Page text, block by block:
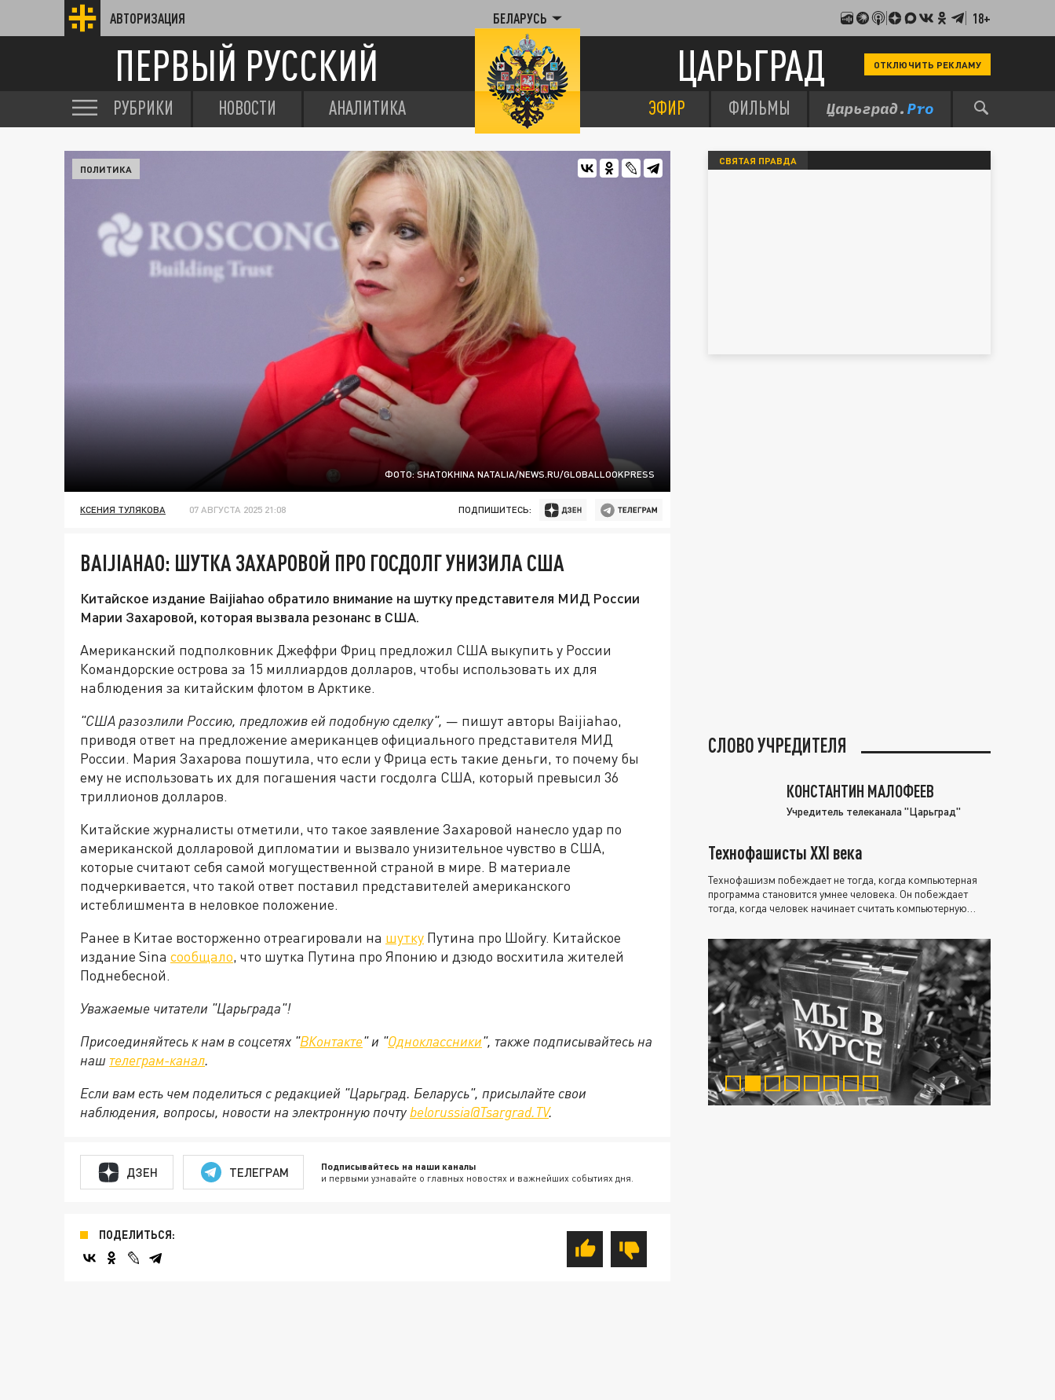
АВТОРИЗАЦИЯ БЕЛАРУСЬ 18+
ПЕРВЫЙ РУССКИЙ ЦАРЬГРАД ОТКЛЮЧИТЬ РЕКЛАМУ
РУБРИКИ НОВОСТИ АНАЛИТИКА ЭФИР ФИЛЬМЫ
ФОТО: SHATOKHINA NATALIA/NEWS.RU/GLOBALLOOKPRESS
ПОЛИТИКА
КСЕНИЯ ТУЛЯКОВА 07 АВГУСТА 2025 21:08 ПОДПИШИТЕСЬ:
BAIJIAHAO: ШУТКА ЗАХАРОВОЙ ПРО ГОСДОЛГ УНИЗИЛА США
Китайское издание Baijiahao обратило внимание на шутку представителя МИД России
Марии Захаровой, которая вызвала резонанс в США.
Американский подполковник Джеффри Фриц предложил США выкупить у России
Командорские острова за 15 миллиардов долларов, чтобы использовать их для
наблюдения за китайским флотом в Арктике.
"США разозлили Россию, предложив ей подобную сделку", — пишут авторы Baijiahao,
приводя ответ на предложение американцев официального представителя МИД
России. Мария Захарова пошутила, что если у Фрица есть такие деньги, то почему бы
ему не использовать их для погашения части госдолга США, который превысил 36
триллионов долларов.
Китайские журналисты отметили, что такое заявление Захаровой нанесло удар по
американской долларовой дипломатии и вызвало унизительное чувство в США,
которые считают себя самой могущественной страной в мире. В материале
подчеркивается, что такой ответ поставил представителей американского
истеблишмента в неловкое положение.
Ранее в Китае восторженно отреагировали на шутку Путина про Шойгу. Китайское
издание Sina сообщало, что шутка Путина про Японию и дзюдо восхитила жителей
Поднебесной.
Уважаемые читатели "Царьграда"!
Присоединяйтесь к нам в соцсетях "ВКонтакте" и "Одноклассники", также подписывайтесь на
наш телеграм-канал.
Если вам есть чем поделиться с редакцией "Царьград. Беларусь", присылайте свои
наблюдения, вопросы, новости на электронную почту belorussia@Tsargrad.TV.
ДЗЕН ТЕЛЕГРАМ Подписывайтесь на наши каналы
и первыми узнавайте о главных новостях и важнейших событиях дня.
ПОДЕЛИТЬСЯ:
СВЯТАЯ ПРАВДА
СЛОВО УЧРЕДИТЕЛЯ
КОНСТАНТИН МАЛОФЕЕВ
Учредитель телеканала "Царьград"
Технофашисты XXI века
Технофашизм побеждает не тогда, когда компьютерная
программа становится умнее человека. Он побеждает
тогда, когда человек начинает считать компьютерную